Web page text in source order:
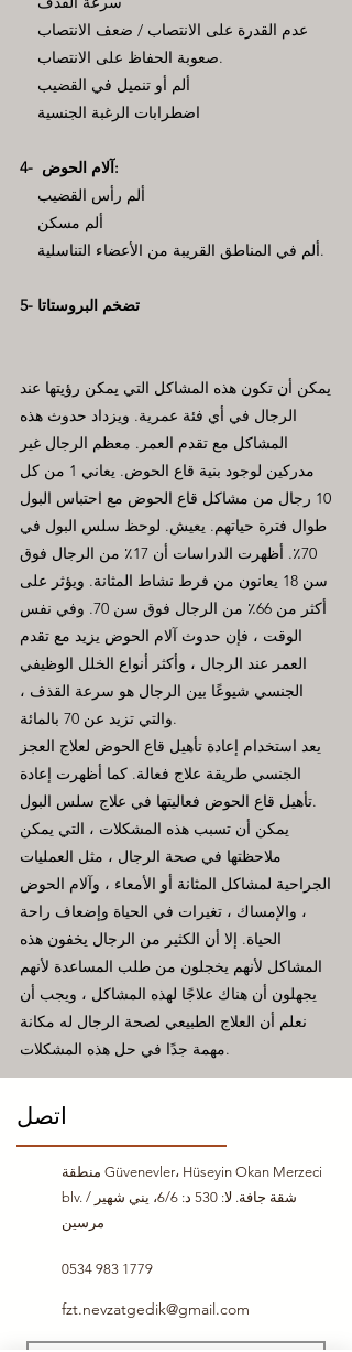
عدم القدرة على الانتصاب / ضعف الانتصاب
صعوبة الحفاظ على الانتصاب.
ألم أو تنميل في القضيب
اضطرابات الرغبة الجنسية
4- آلام الحوض:
ألم رأس القضيب
ألم مسكن
ألم في المناطق القريبة من الأعضاء التناسلية.
5- تضخم البروستاتا
يمكن أن تكون هذه المشاكل التي يمكن رؤيتها عند
الرجال في أي فئة عمرية. ويزداد حدوث هذه
المشاكل مع تقدم العمر. معظم الرجال غير
مدركين لوجود بنية قاع الحوض. يعاني 1 من كل
10 رجال من مشاكل قاع الحوض مع احتباس البول
طوال فترة حياتهم. يعيش. لوحظ سلس البول في
70٪. أظهرت الدراسات أن 17٪ من الرجال فوق
سن 18 يعانون من فرط نشاط المثانة. ويؤثر على
أكثر من 66٪ من الرجال فوق سن 70. وفي نفس
الوقت ، فإن حدوث آلام الحوض يزيد مع تقدم
العمر عند الرجال ، وأكثر أنواع الخلل الوظيفي
الجنسي شيوعًا بين الرجال هو سرعة القذف ،
والتي تزيد عن 70 بالمائة.
يعد استخدام إعادة تأهيل قاع الحوض لعلاج العجز
الجنسي طريقة علاج فعالة. كما أظهرت إعادة
تأهيل قاع الحوض فعاليتها في علاج سلس البول.
يمكن أن تسبب هذه المشكلات ، التي يمكن
ملاحظتها في صحة الرجال ، مثل العمليات
الجراحية لمشاكل المثانة أو الأمعاء ، وآلام الحوض
، والإمساك ، تغيرات في الحياة وإضعاف راحة
الحياة. إلا أن الكثير من الرجال يخفون هذه
المشاكل لأنهم يخجلون من طلب المساعدة لأنهم
يجهلون أن هناك علاجًا لهذه المشاكل ، ويجب أن
نعلم أن العلاج الطبيعي لصحة الرجال له مكانة
مهمة جدًا في حل هذه المشكلات.
اتصل
منطقة Güvenevler، Hüseyin Okan Merzeci
blv. شقة جافة. لا: 530 د: 6/6، يني شهير /
مرسين
0534 983 1779
fzt.nevzatgedik@gmail.com